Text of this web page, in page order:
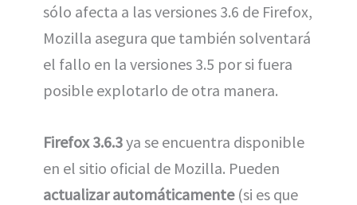
sólo afecta a las versiones 3.6 de Firefox,
Mozilla asegura que también solventará
el fallo en la versiones 3.5 por si fuera
posible explotarlo de otra manera.
Firefox 3.6.3ya se encuentra disponible
en el sitio oficial de Mozilla. Pueden
actualizar automáticamente(si es que